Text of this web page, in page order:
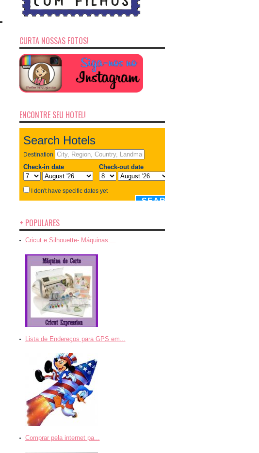
CURTA NOSSAS FOTOS!
ENCONTRE SEU HOTEL!
+ POPULARES
Cricut e Silhouette- Máquinas ...
Lista de Endereços para GPS em...
Comprar pela internet pa...